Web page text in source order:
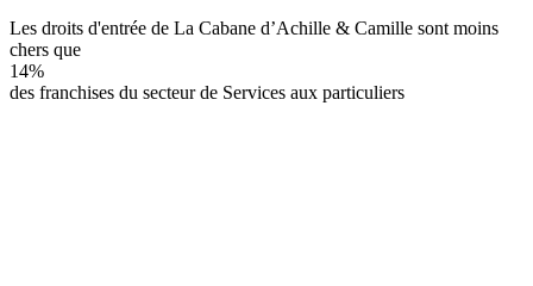
Les droits d'entrée de La Cabane d’Achille & Camille sont moins
chers que
14%
des franchises du secteur de Services aux particuliers